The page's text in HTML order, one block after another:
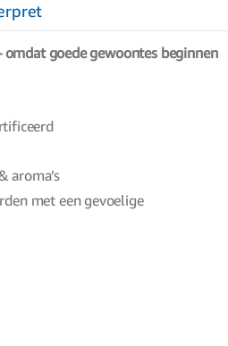
omdat goede gewoontes beginnen
aroma’s
met een gevoelige